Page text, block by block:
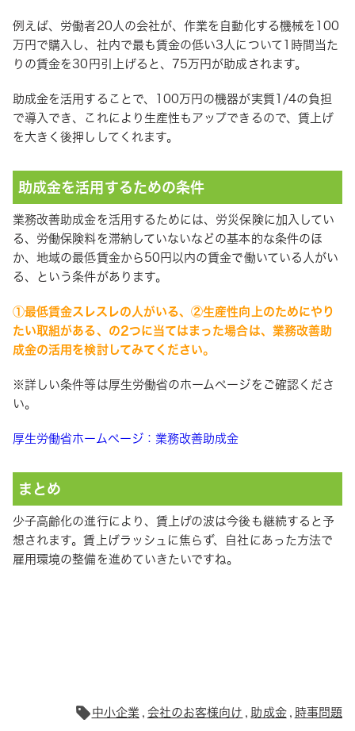
例えば、労働者20人の会社が、作業を自動化する機械を100
万円で購入し、社内で最も賃金の低い3人について1時間当た
りの賃金を30円引上げると、75万円が助成されます。
助成金を活用することで、100万円の機器が実質1/4の負担
で導入でき、これにより生産性もアップできるので、賃上げ
を大きく後押ししてくれます。
助成金を活用するための条件
業務改善助成金を活用するためには、労災保険に加入してい
る、労働保険料を滞納していないなどの基本的な条件のほ
か、地域の最低賃金から50円以内の賃金で働いている人がい
る、という条件があります。
①最低賃金スレスレの人がいる、②生産性向上のためにやり
たい取組がある、の2つに当てはまった場合は、業務改善助
成金の活用を検討してみてください。
※詳しい条件等は厚生労働省のホームページをご確認くださ
い。
厚生労働省ホームページ：業務改善助成金
まとめ
少子高齢化の進行により、賃上げの波は今後も継続すると予
想されます。賃上げラッシュに焦らず、自社にあった方法で
雇用環境の整備を進めていきたいですね。
中小企業 会社のお客様向け 助成金 時事問題